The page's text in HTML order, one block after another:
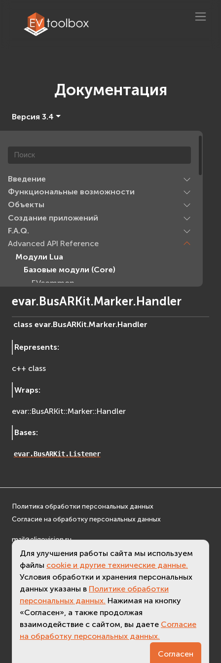
Документация
Версия 3.4
Введение
Функциональные возможности
Объекты
Создание приложений
F.A.Q.
Advanced API Reference
Модули Lua
Базовые модули (Core)
EVcommon
evar2
evxml
EVosg
EVosgGA
EVosgShadow
EVosgViewer
osgGA
osgParticle
osgUtil
osgViewer
Физика (Physics)
bullet
Фаиловая система (File System)
fs
ios
evar.BusARKit.Marker.Handler
class evar.BusARKit.Marker.Handler
Represents:
c++ class
Wraps:
evar::BusARKit::Marker::Handler
Bases:
evar.BusARKit.Listener
актуальная версия - 3.7)
Политика обработки персональных данных
Согласие на обработку персональных данных
mail@eligovision.ru
+7 (495) 740 08 16
© ООО "ЭлигоВижн", 2005-2026
Для улучшения работы сайта мы используем
файлы cookie и другие технические данные.
Условия обработки и хранения персональных
данных указаны в Политике обработки
персональных данных. Нажимая на кнопку
«Согласен», а также продолжая
взаимодействие с сайтом, вы даете Согласие
на обработку персональных данных.
Согласен